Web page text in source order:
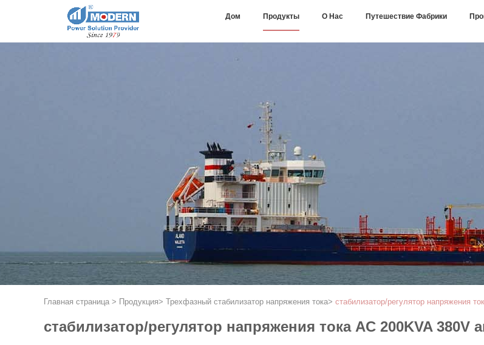
Дом Продукты О Нас Путешествие Фабрики
Главная страница > Продукция> Трехфазный стабилизатор напряжения тока> стабилизатор/регулятор напряжения
стабилизатор/регулятор напряжения тока AC 200KVA 380V